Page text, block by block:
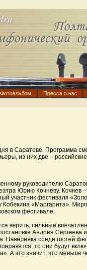
Фотоальбом Пресса о нас
в Саратове. Программа
из них две –
руководителю
Юрию Кочневу. Кочнев –
участник фестиваля
Кобекина «Маргарита».
фестивале.
верить, сильные
Андрея Сергеева
Наверняка среди гостей
то они будут
А это значит, что меньше